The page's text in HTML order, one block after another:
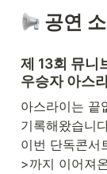
공연
제 13회 뮤니
우승자 아스
아스라이는 끝
기록해왔습니
이번 단독콘서
>까지 이어져